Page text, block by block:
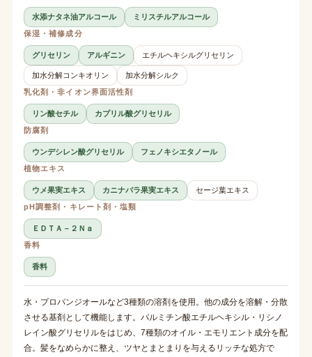
水添ナタネ油アルコール
ミリスチルアルコール
保湿・補修成分
グリセリン アルギニン エチルヘキシルグリセリン
加水分解コンキオリン
加水分解シルク
乳化剤・非イオン界面活性剤
リン酸セチル
カプリル酸グリセリル
防腐剤
ウンデシレン酸グリセリル
フェノキシエタノール
植物エキス
ウメ果実エキス カニナバラ果実エキス
セージ葉エキス
pH調整剤・キレート剤・塩類
ＥＤＴＡ－２Ｎａ
香料
香料
水・プロパンジオールなど3種類の溶剤を使用。他の成分を溶解・分散
させる基剤として機能します。パルミチン酸エチルヘキシル・リシノ
レイン酸グリセリルをはじめ、7種類のオイル・エモリエント成分を配
合。髪をなめらかに整え、ツヤとまとまりを与えるリッチな処方で